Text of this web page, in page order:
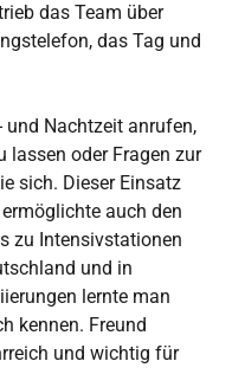
das Team über
das Tag und
und Nachtzeit anrufen,
lassen oder Fragen zur
sich. Dieser Einsatz
auch den
zu Intensivstationen
und in
lernte man
kennen. Freund
und wichtig für